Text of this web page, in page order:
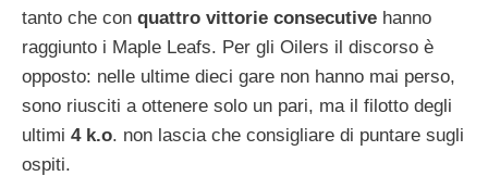
tanto che con quattro vittorie consecutive hanno
raggiunto i Maple Leafs. Per gli Oilers il discorso è
opposto: nelle ultime dieci gare non hanno mai perso,
sono riusciti a ottenere solo un pari, ma il filotto degli
ultimi 4 k.o. non lascia che consigliare di puntare sugli
ospiti.